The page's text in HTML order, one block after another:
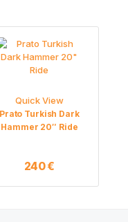
Quick View
Prato Turkish Dark
Hammer 20″ Ride
240€